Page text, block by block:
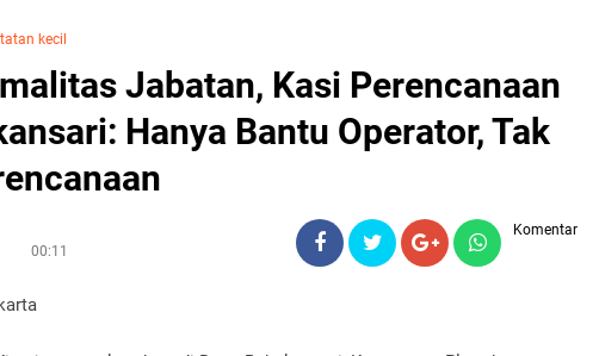
kecil
Jabatan, Kasi Perencanaan
Hanya Bantu Operator, Tak
00:11
Komentar